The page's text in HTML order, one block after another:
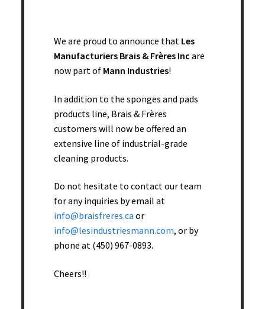
Tampon à récurer bleu – 9.5″ x 4.5″ x 1″ – 56/caisse – Vrac
Add to cart
We are proud to announce that Les
Manufacturiers Brais & Frères Inc are
now part of Mann Industries!
In addition to the sponges and pads
products line, Brais & Frères
customers will now be offered an
extensive line of industrial-grade
cleaning products.
Do not hesitate to contact our team
for any inquiries by email at
info@braisfreres.ca or
info@lesindustriesmann.com, or by
phone at (450) 967-0893.
Cheers!!